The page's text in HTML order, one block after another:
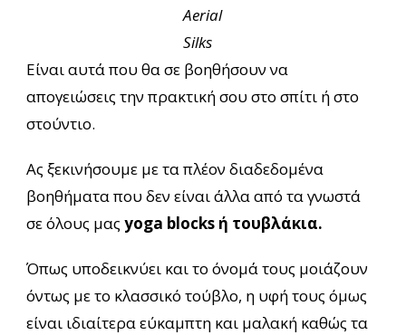
Aerial
Silks
Είναι αυτά που θα σε βοηθήσουν να
απογειώσεις την πρακτική σου στο σπίτι ή στο
στούντιο.
Ας ξεκινήσουμε με τα πλέον διαδεδομένα
βοηθήματα που δεν είναι άλλα από τα γνωστά
σε όλους μας yoga blocks ή τουβλάκια.
Όπως υποδεικνύει και το όνομά τους μοιάζουν
όντως με το κλασσικό τούβλο, η υφή τους όμως
είναι ιδιαίτερα εύκαμπτη και μαλακή καθώς τα